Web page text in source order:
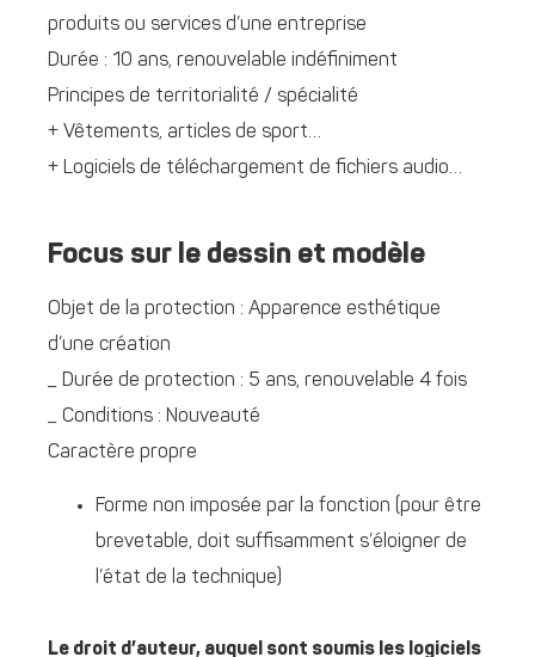
produits ou services d’une entreprise
Durée : 10 ans, renouvelable indéfiniment
Principes de territorialité / spécialité
+ Vêtements, articles de sport…
+ Logiciels de téléchargement de fichiers audio…
Focus sur le dessin et modèle
Objet de la protection : Apparence esthétique
d’une création
_ Durée de protection : 5 ans, renouvelable 4 fois
_ Conditions : Nouveauté
Caractère propre
Forme non imposée par la fonction (pour être
brevetable, doit suffisamment s’éloigner de
l’état de la technique)
Le droit d’auteur, auquel sont soumis les logiciels